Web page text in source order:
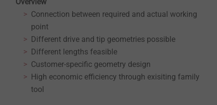
Connection between required and actual working
point
Different drive and tip geometries possible
Different lengths feasible
Customer-specific geometry design
High economic efficiency through exisiting family
tool